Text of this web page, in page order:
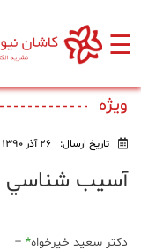
☰
اصلی
هنر
ویژه
تاریخ ارسال: 26 آذر 1390
آسيب شناسي
دكتر سعيد خيرخواه*
–